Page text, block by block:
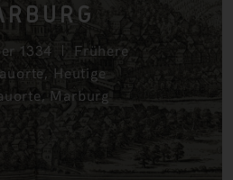
1334
Frühere
, Heutige
, Marburg